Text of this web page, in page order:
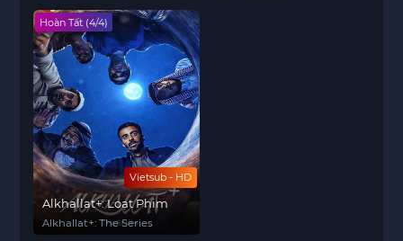
Vietsub - HD
Hoàn Tất (4/4)
Alkhallat+: Loạt Phim
Alkhallat+: The Series